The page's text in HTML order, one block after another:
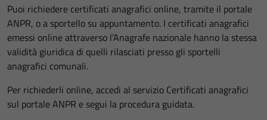
Puoi richiedere certificati anagrafici online, tramite il portale
ANPR, o a sportello su appuntamento. I certificati anagrafici
emessi online attraverso l’Anagrafe nazionale hanno la stessa
validità giuridica di quelli rilasciati presso gli sportelli
anagrafici comunali.
Per richiederli online, accedi al servizio Certificati anagrafici
sul portale ANPR e segui la procedura guidata.